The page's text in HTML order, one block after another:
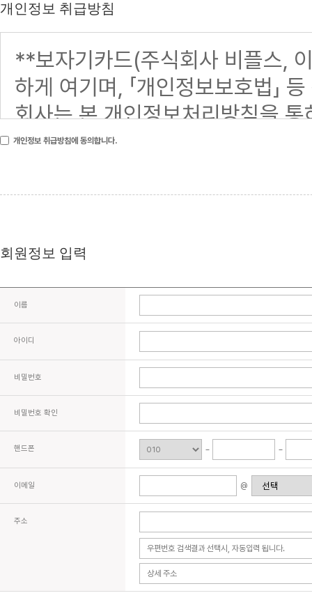
개인정보 취급방침
개인정보 취급방침에 동의합니다.
회원정보 입력
이름
아이디
비밀번호
비밀번호 확인
핸드폰
이메일 @
주소